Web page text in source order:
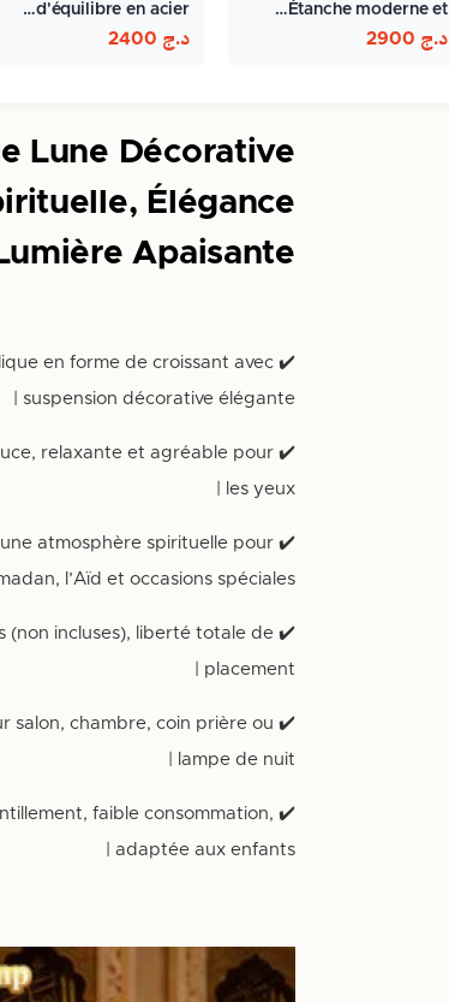
Étanche moderne et…
د.ج
d'équilibre en acier…
د.ج
Lune Décorative
Élégance
Apaisante
✔️
en forme de croissant avec
suspension décorative élégante |
✔️
relaxante et agréable pour
les yeux |
✔️
atmosphère spirituelle pour
l’Aïd et occasions spéciales |
✔️
(non incluses), liberté totale de
placement |
✔️
salon, chambre, coin prière ou
lampe de nuit |
✔️
faible consommation,
adaptée aux enfants |